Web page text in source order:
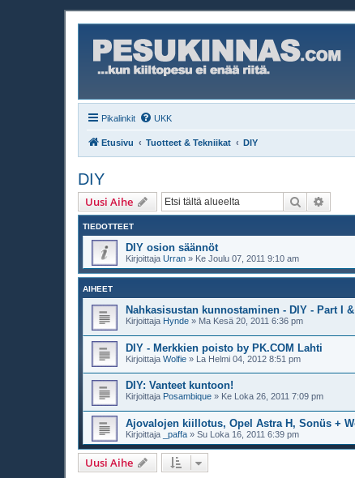
Pikalinkit UKK
Etusivu Tuotteet & Tekniikat DIY
DIY
Uusi Aihe Etsi
TIEDOTTEET
DIY osion säännöt
Kirjoittaja Urran » Ke Joulu 07, 2011 9:10 am
AIHEET
Nahkasisustan kunnostaminen - DIY - Part I &
Kirjoittaja Hynde » Ma Kesä 20, 2011 6:36 pm
DIY - Merkkien poisto by PK.COM Lahti
Kirjoittaja Wolfie » La Helmi 04, 2012 8:51 pm
DIY: Vanteet kuntoon!
Kirjoittaja Posambique » Ke Loka 26, 2011 7:09 pm
Ajovalojen kiillotus, Opel Astra H, Sonüs +
Kirjoittaja _paffa » Su Loka 16, 2011 6:39 pm
Uusi Aihe